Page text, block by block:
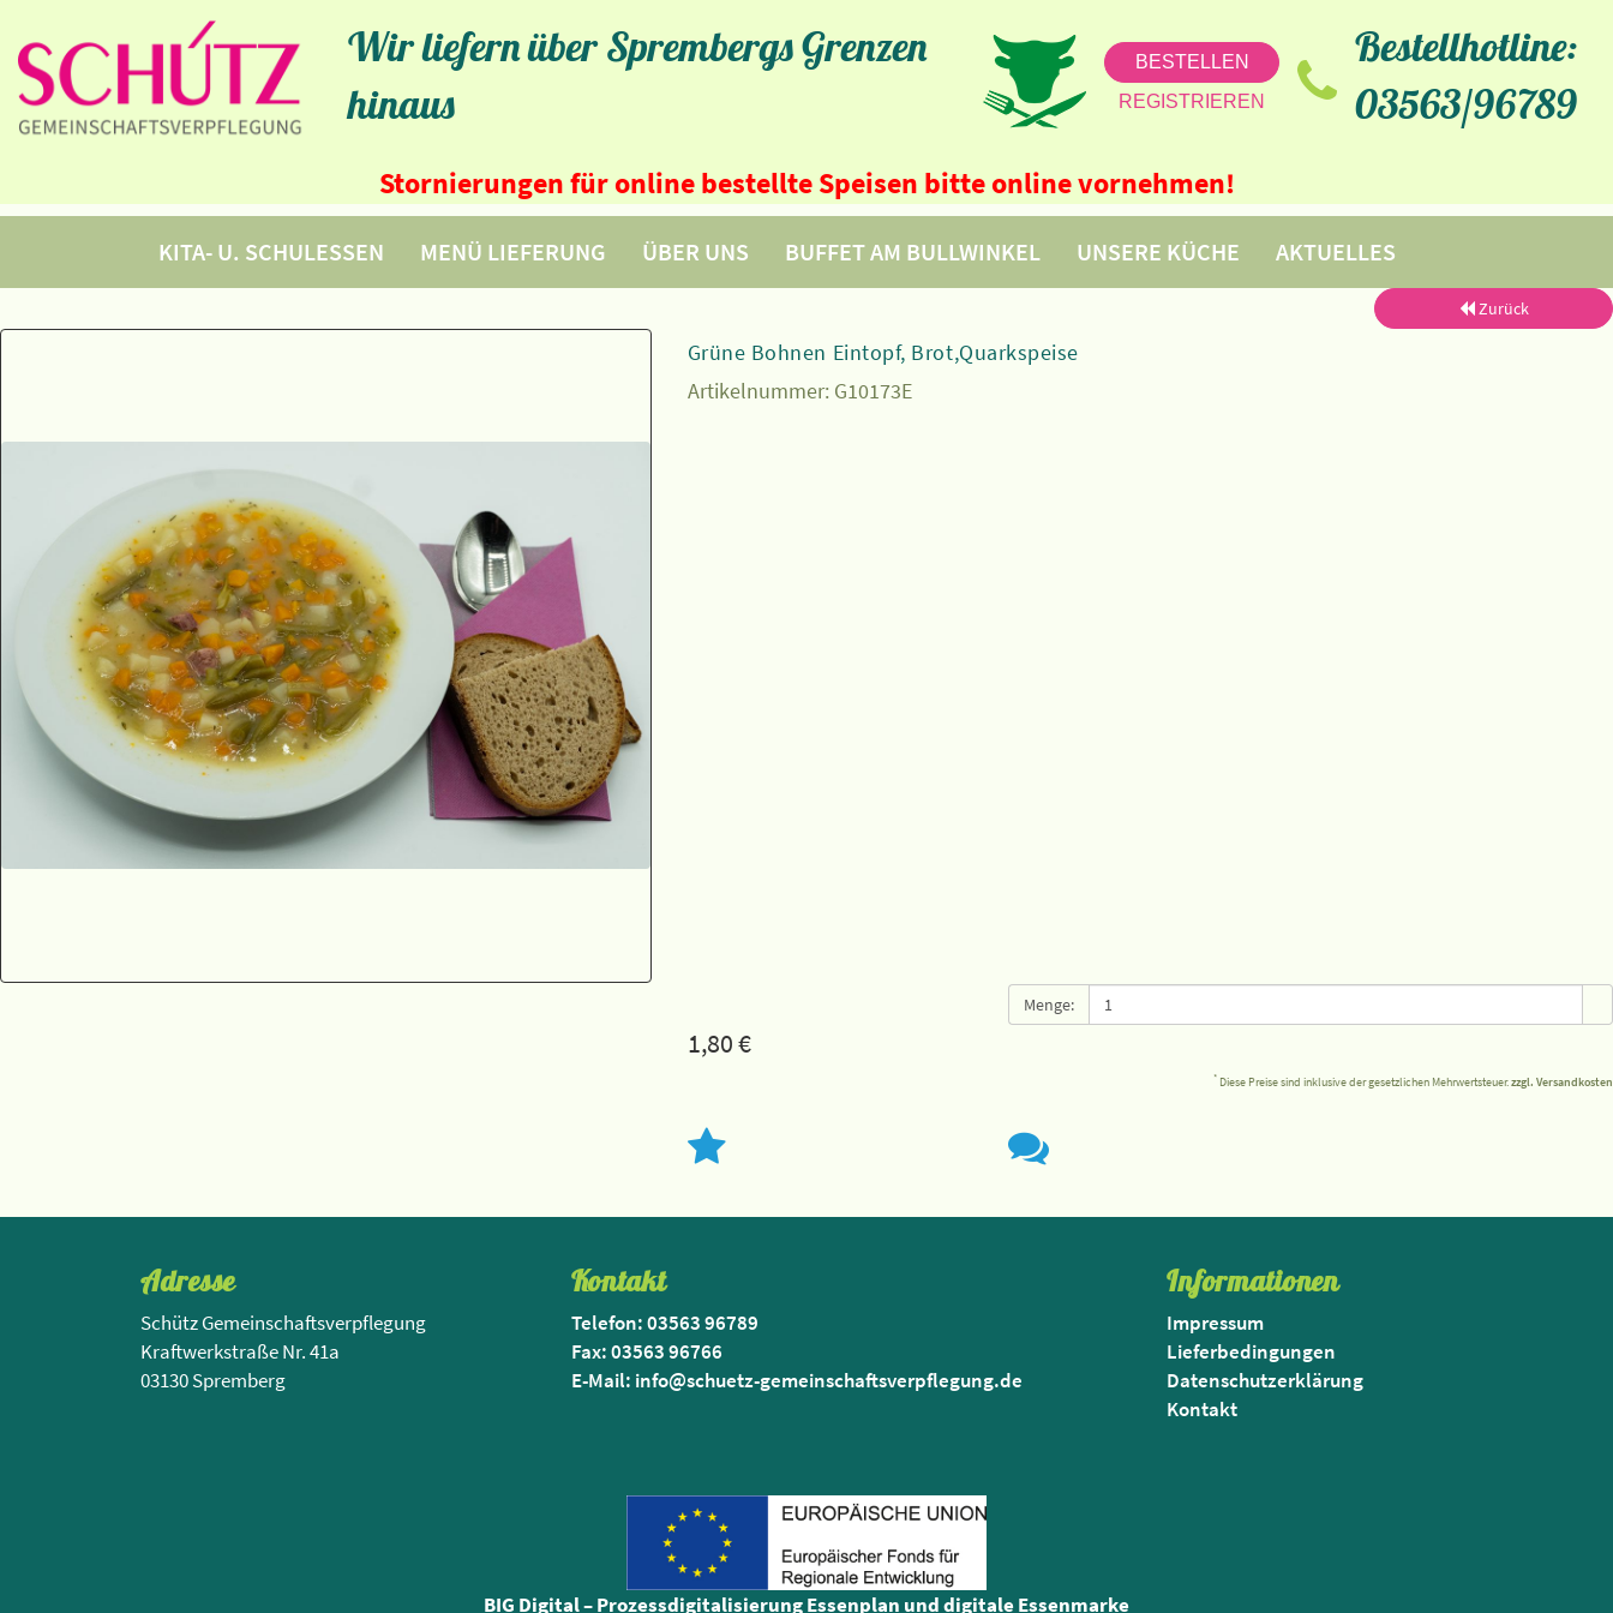
Wir liefern über Sprembergs Grenzen
hinaus
BESTELLEN
REGISTRIEREN
Bestellhotline:
03563/96789
Stornierungen für online bestellte Speisen bitte online vornehmen!
KITA- U. SCHULESSEN MENÜ LIEFERUNG ÜBER UNS BUFFET AM BULLWINKEL UNSERE KÜCHE AKTUELLES
Zurück
Grüne Bohnen Eintopf, Brot,Quarkspeise
Artikelnummer: G10173E
Menge:
1,80€
* Diese Preise sind inklusive der gesetzlichen Mehrwertsteuer.zzgl. Versandkosten
Adresse
Schütz Gemeinschaftsverpflegung
Kraftwerkstraße Nr. 41a
03130 Spremberg
Kontakt
Telefon: 03563 96789
Fax: 03563 96766
E-Mail: info@schuetz-gemeinschaftsverpflegung.de
Informationen
Impressum
Lieferbedingungen
Datenschutzerklärung
Kontakt
BIG Digital – Prozessdigitalisierung Essenplan und digitale Essenmarke